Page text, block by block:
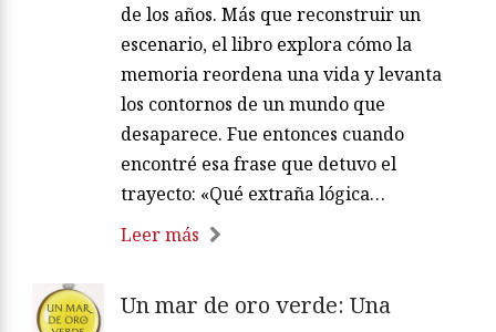
de los años. Más que reconstruir un
escenario, el libro explora cómo la
memoria reordena una vida y levanta
los contornos de un mundo que
desaparece. Fue entonces cuando
encontré esa frase que detuvo el
trayecto: «Qué extraña lógica…
Leer más
Un mar de oro verde: Una